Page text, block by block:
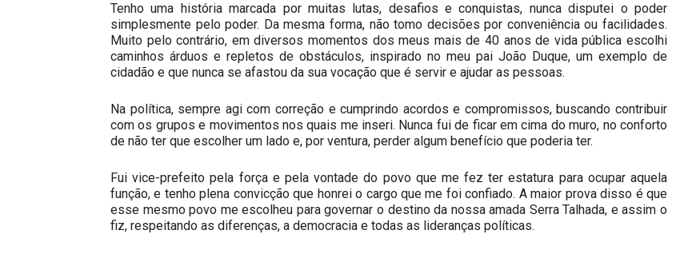
Tenho uma história marcada por muitas lutas, desafios e conquistas, nunca disputei o poder
simplesmente pelo poder. Da mesma forma, não tomo decisões por conveniência ou facilidades.
Muito pelo contrário, em diversos momentos dos meus mais de 40 anos de vida pública escolhi
caminhos árduos e repletos de obstáculos, inspirado no meu pai João Duque, um exemplo de
cidadão e que nunca se afastou da sua vocação que é servir e ajudar as pessoas.
Na política, sempre agi com correção e cumprindo acordos e compromissos, buscando contribuir
com os grupos e movimentos nos quais me inseri. Nunca fui de ficar em cima do muro, no conforto
de não ter que escolher um lado e, por ventura, perder algum benefício que poderia ter.
Fui vice-prefeito pela força e pela vontade do povo que me fez ter estatura para ocupar aquela
função, e tenho plena convicção que honrei o cargo que me foi confiado. A maior prova disso é que
esse mesmo povo me escolheu para governar o destino da nossa amada Serra Talhada, e assim o
fiz, respeitando as diferenças, a democracia e todas as lideranças políticas.